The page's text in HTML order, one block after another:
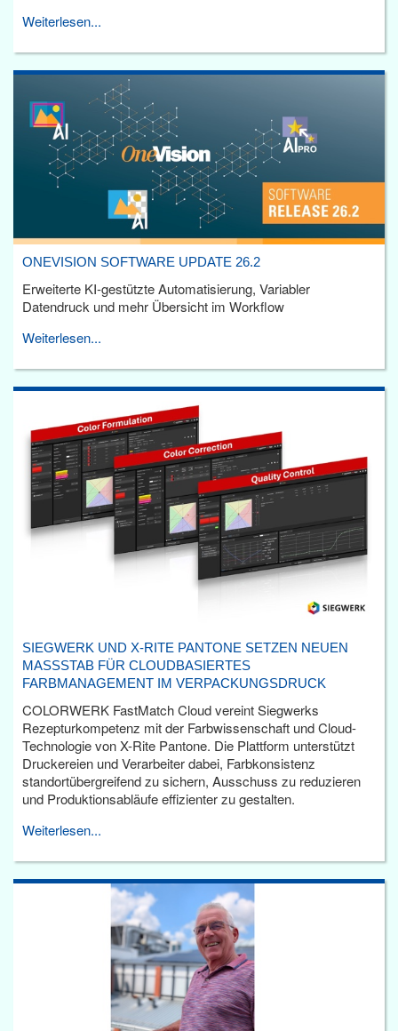
Weiterlesen...
ONEVISION SOFTWARE UPDATE 26.2
Erweiterte KI-gestützte Automatisierung, Variabler
Datendruck und mehr Übersicht im Workflow
Weiterlesen...
SIEGWERK UND X-RITE PANTONE SETZEN NEUEN
MASSSTAB FÜR CLOUDBASIERTES F
ARBMANAGEMENT IM VERPACKUNGSDRUCK
COLORWERK FastMatch Cloud vereint Siegwerks
Rezepturkompetenz mit der Farbwissenschaft und Cloud-
Technologie von X-Rite Pantone. Die Plattform unterstützt
Druckereien und Verarbeiter dabei, Farbkonsistenz
standortübergreifend zu sichern, Ausschuss zu reduzieren
und Produktionsabläufe effizienter zu gestalten.
Weiterlesen...